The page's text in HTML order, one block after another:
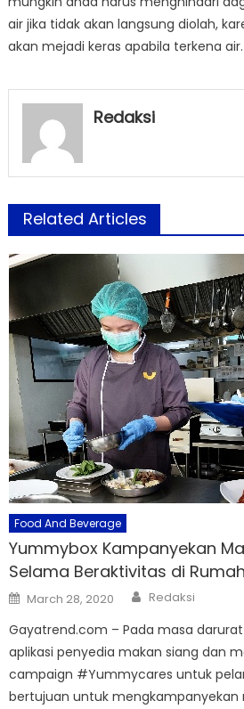
air jika tidak akan langsung diolah,
akan mejadi keras apabila terkena air.
Redaksi
Related Articles
Food And Beverage
Yummybox Kampanyekan
Selama Beraktivitas di Rumah
Posted
on
March 28, 2020 Author
Redaksi
Gayatrend.com – Pada masa
aplikasi penyedia makan siang dan
campaign #Yummycares untuk
bertujuan untuk mengkampanyekan